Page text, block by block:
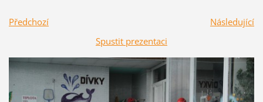
Předchozí
Následující
Spustit prezentaci